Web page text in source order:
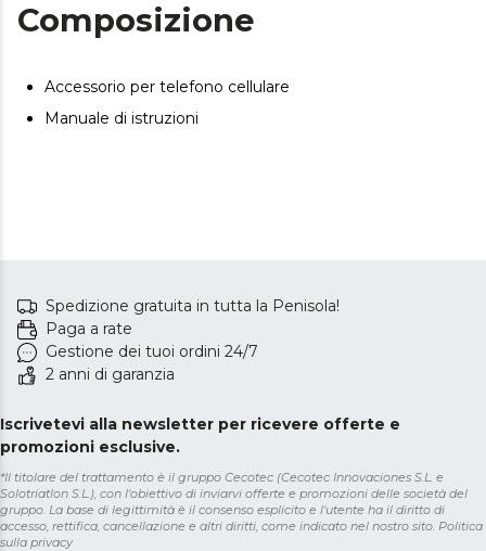
Composizione
Accessorio per telefono cellulare
Manuale di istruzioni
Spedizione gratuita in tutta la Penisola!
Paga a rate
Gestione dei tuoi ordini 24/7
2 anni di garanzia
Iscrivetevi alla newsletter per ricevere offerte e
promozioni esclusive.
*Il titolare del trattamento è il gruppo Cecotec (Cecotec Innovaciones S.L. e
Solotriatlon S.L.), con l'obiettivo di inviarvi offerte e promozioni delle società del
gruppo. La base di legittimità è il consenso esplicito e l'utente ha il diritto di
accesso, rettifica, cancellazione e altri diritti, come indicato nel nostro sito. Politica
sulla privacy